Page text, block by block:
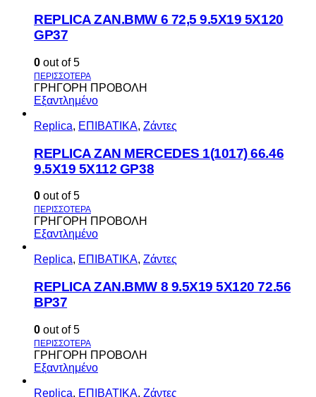
REPLICA ZAN.BMW 6 72,5 9.5X19 5X120
GP37
0 out of 5
ΓΡΗΓΟΡΗ ΠΡΟΒΟΛΗ
Εξαντλημένο
Replica, ΕΠΙΒΑΤΙΚΑ, Ζάντες
REPLICA ZAN MERCEDES 1(1017) 66.46
9.5X19 5X112 GP38
0 out of 5
ΓΡΗΓΟΡΗ ΠΡΟΒΟΛΗ
Εξαντλημένο
Replica, ΕΠΙΒΑΤΙΚΑ, Ζάντες
REPLICA ZAN.BMW 8 9.5X19 5X120 72.56
BP37
0 out of 5
ΓΡΗΓΟΡΗ ΠΡΟΒΟΛΗ
Εξαντλημένο
Replica, ΕΠΙΒΑΤΙΚΑ, Ζάντες